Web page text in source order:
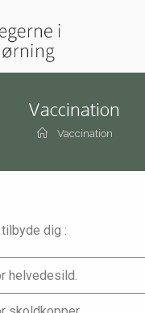
Vaccination
Vaccination
dig :
helvedesild.